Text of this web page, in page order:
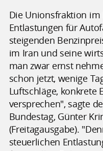
Die Unionsfraktion
Entlastungen für
steigenden
im Iran und seine
man zwar ernst
schon jetzt, wenige
Luftschläge, konkrete
versprechen", sagte
Bundestag, Günter
(Freitagausgabe).
steuerlichen